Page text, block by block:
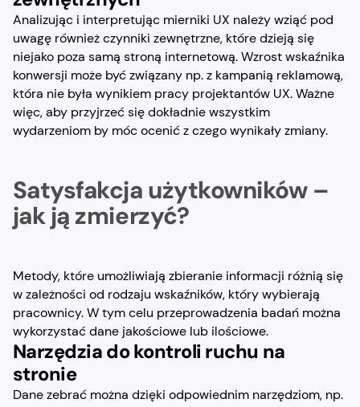
Analizując i interpretując mierniki UX należy wziąć pod
uwagę również czynniki zewnętrzne, które dzieją się
niejako poza samą stroną internetową. Wzrost wskaźnika
konwersji może być związany np. z kampanią reklamową,
która nie była wynikiem pracy projektantów UX. Ważne
więc, aby przyjrzeć się dokładnie wszystkim
wydarzeniom by móc ocenić z czego wynikały zmiany.
Satysfakcja użytkowników –
jak ją zmierzyć?
Metody, które umożliwiają zbieranie informacji różnią się
w zależności od rodzaju wskaźników, który wybierają
pracownicy. W tym celu przeprowadzenia badań można
wykorzystać dane jakościowe lub ilościowe.
Narzędzia do kontroli ruchu na
stronie
Dane zebrać można dzięki odpowiednim narzędziom, np.